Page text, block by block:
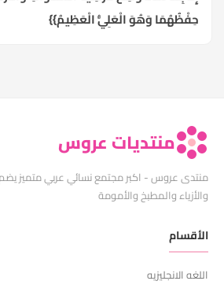
حِفْظُهُمَا وَهُوَ الْعَلِيُّ الْعَظِيمُ}}
منتديات عروس
منتدى عروس - اكبر مجتمع نسائي عربي متميز
والأزياء والمطبخ والأمومة
الأقسام
اللغه الانجليزيه